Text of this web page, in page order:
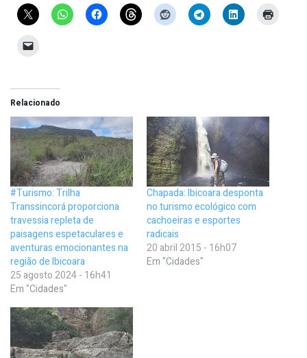
Relacionado
#Turismo: Trilha
Transsincorá proporciona
travessia repleta de
paisagens espetaculares e
aventuras emocionantes na
região de Ibicoara
25 agosto 2024 - 16h41
Em "Cidades"
Chapada: Ibicoara desponta
no turismo ecológico com
cachoeiras e esportes
radicais
20 abril 2015 - 16h07
Em "Cidades"